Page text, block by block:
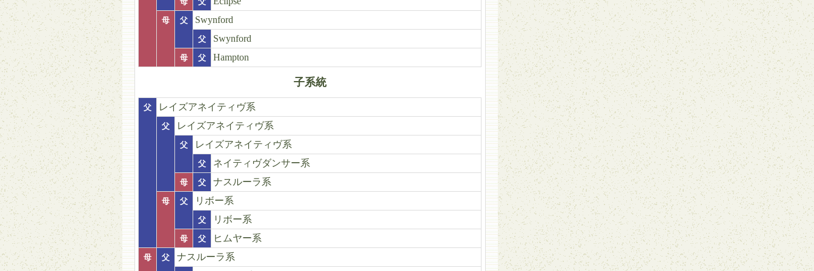
母 父 Swynford
父 Swynford
母 父 Hampton
子系統
父 レイズアネイティヴ系
父 レイズアネイティヴ系
父 レイズアネイティヴ系
父 ネイティヴダンサー系
母 父 ナスルーラ系
母 父 リボー系
父 リボー系
母 父 ヒムヤー系
母 父
ナスルーラ系